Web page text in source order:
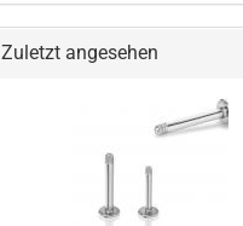
Zuletzt angesehen